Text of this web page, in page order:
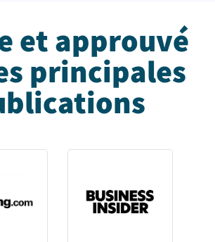
et approuvé
principales